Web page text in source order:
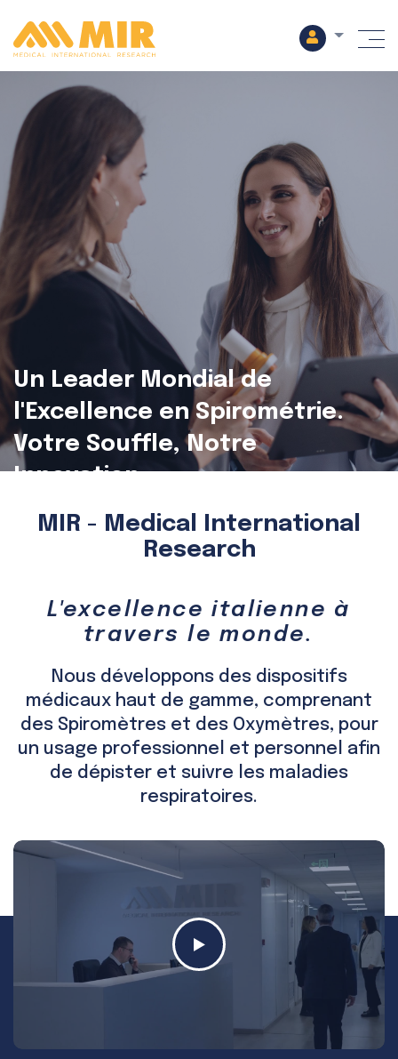
Un Leader Mondial de
l'Excellence en Spirométrie.
Votre Souffle, Notre
Innovation
MIR - Medical International
Research
L'excellence italienne à
travers le monde.
Nous développons des dispositifs
médicaux haut de gamme, comprenant
des Spiromètres et des Oxymètres, pour
un usage professionnel et personnel afin
de dépister et suivre les maladies
respiratoires.